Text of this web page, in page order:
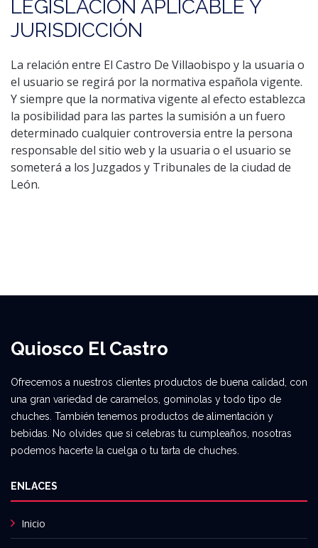
LEGISLACIÓN APLICABLE Y
JURISDICCIÓN
La relación entre El Castro De Villaobispo y la usuaria o
el usuario se regirá por la normativa española vigente.
Y siempre que la normativa vigente al efecto establezca
la posibilidad para las partes la sumisión a un fuero
determinado cualquier controversia entre la persona
responsable del sitio web y la usuaria o el usuario se
someterá a los Juzgados y Tribunales de la ciudad de
León.
Quiosco El Castro
Ofrecemos a nuestros clientes productos de buena calidad, con
una gran variedad de caramelos, gominolas y todo tipo de
chuches. También tenemos productos de alimentación y
bebidas. No olvides que si celebras tu cumpleaños, nosotras
podemos hacerte la cuelga o tu tarta de chuches.
ENLACES
Inicio